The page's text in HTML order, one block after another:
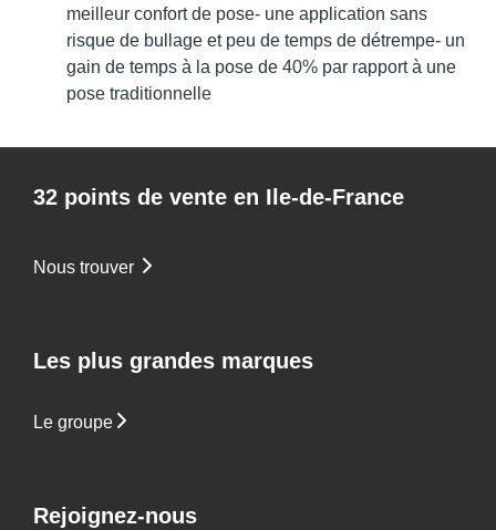
meilleur confort de pose- une application sans
risque de bullage et peu de temps de détrempe- un
gain de temps à la pose de 40% par rapport à une
pose traditionnelle
32 points de vente en Ile-de-France
Nous trouver
Les plus grandes marques
Le groupe
Rejoignez-nous